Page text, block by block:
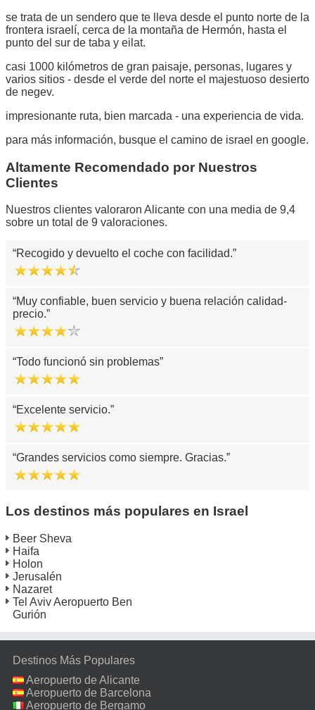
se trata de un sendero que te lleva desde el punto norte de la
frontera israelí, cerca de la montaña de Hermón, hasta el
punto del sur de taba y eilat.
casi 1000 kilómetros de gran paisaje, personas, lugares y
varios sitios - desde el verde del norte el majestuoso desierto
de negev.
impresionante ruta, bien marcada - una experiencia de vida.
para más información, busque el camino de israel en google.
Altamente Recomendado por Nuestros
Clientes
Nuestros clientes valoraron Alicante con una media de 9,4
sobre un total de 9 valoraciones.
Recogido y devuelto el coche con facilidad.
Muy confiable, buen servicio y buena relación calidad-
precio.
Todo funcionó sin problemas
Excelente servicio.
Grandes servicios como siempre. Gracias.
Los destinos más populares en Israel
Beer Sheva
Haifa
Holon
Jerusalén
Nazaret
Tel Aviv Aeropuerto Ben
Gurión
Destinos Más Populares
Aeropuerto de Alicante
Aeropuerto de Barcelona
Aeropuerto de Bergamo